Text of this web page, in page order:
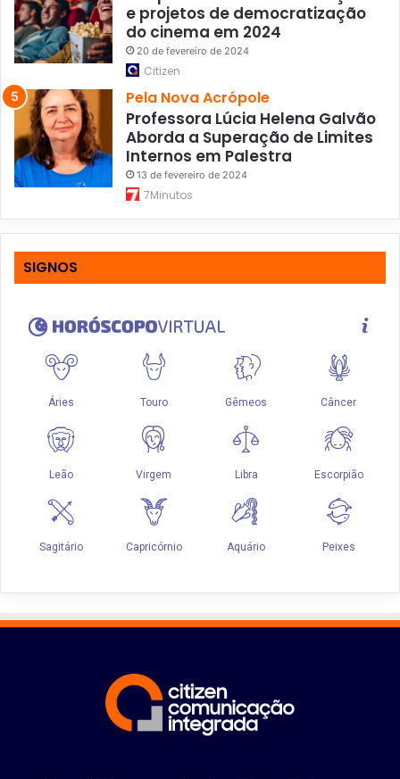
e projetos de democratização
do cinema em 2024
20 de fevereiro de 2024
Citizen
Pela Nova Acrópole
Professora Lúcia Helena Galvão
Aborda a Superação de Limites
Internos em Palestra
13 de fevereiro de 2024
7Minutos
SIGNOS